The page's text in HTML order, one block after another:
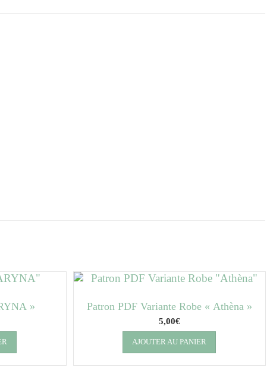
» Patron PDF Variante Robe « Athèna »
5,00€
AJOUTER AU PANIER